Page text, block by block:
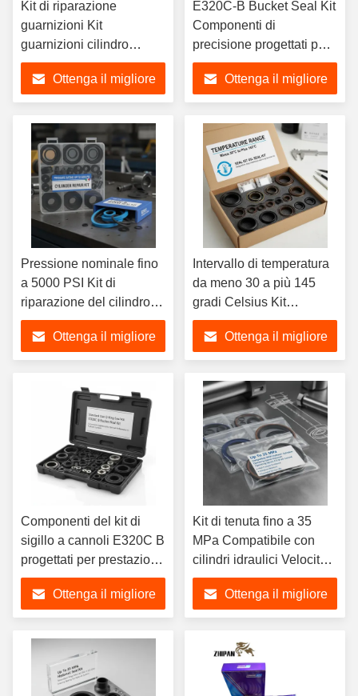
Kit di riparazione
guarnizioni Kit
guarnizioni cilindro
idraulico Kit guarnizioni
benna Set completo
Progettato per garantire
prestazioni e
funzionamento di lunga
durata
Ottenga il migliore
E320C-B Bucket Seal Kit
Componenti di
precisione progettati per
prevenire perdite e
migliorare la stabilità del
sistema idraulico
Ottenga il migliore
Pressione nominale fino
a 5000 PSI Kit di
riparazione del cilindro
con E320C-B Kit di
sigillo del secchio adatto
alle macchine da
Ottenga il migliore
Intervallo di temperatura
da meno 30 a più 145
gradi Celsius Kit
guarnizioni Kit paraolio
Progettato per una facile
installazione e una lunga
durata
Ottenga il migliore
Componenti del kit di
sigillo a cannoli E320C B
progettati per prestazioni
ottimali nei sistemi
idrauliciOttenga il migliore
Kit di tenuta fino a 35
MPa Compatibile con
cilindri idraulici Velocità
di funzionamento
massima 0,5 M al
secondo Garantendo una
Ottenga il migliore